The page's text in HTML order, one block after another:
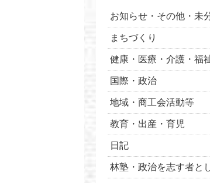
お知らせ・その他・未
まちづくり
健康・医療・介護・福
国際・政治
地域・商工会活動等
教育・出産・育児
日記
林塾・政治を志す者と